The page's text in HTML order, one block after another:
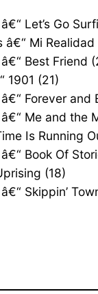
Let’s Go
â€“ Mi
Best Friend
1901 (21)
Forever and
Me and the
Is Running
Book Of
(18)
Skippin’